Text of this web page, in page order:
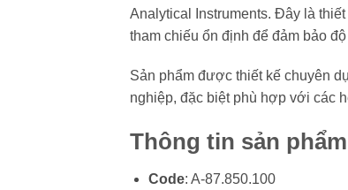
Analytical Instruments. Đây là
tham chiếu ổn định để đảm bảo
Sản phẩm được thiết kế chuyên
nghiệp, đặc biệt phù hợp với các
Thông tin sản phẩm
Code: A-87.850.100